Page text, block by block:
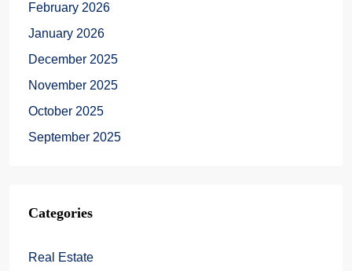
February 2026
January 2026
December 2025
November 2025
October 2025
September 2025
Categories
Real Estate